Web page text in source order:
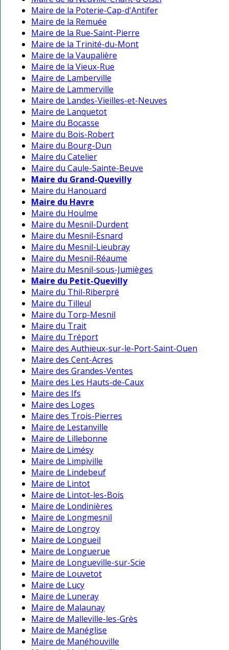
Maire de la Poterie-Cap-d'Antifer
Maire de la Remuée
Maire de la Rue-Saint-Pierre
Maire de la Trinité-du-Mont
Maire de la Vaupalière
Maire de la Vieux-Rue
Maire de Lamberville
Maire de Lammerville
Maire de Landes-Vieilles-et-Neuves
Maire de Lanquetot
Maire du Bocasse
Maire du Bois-Robert
Maire du Bourg-Dun
Maire du Catelier
Maire du Caule-Sainte-Beuve
Maire du Grand-Quevilly
Maire du Hanouard
Maire du Havre
Maire du Houlme
Maire du Mesnil-Durdent
Maire du Mesnil-Esnard
Maire du Mesnil-Lieubray
Maire du Mesnil-Réaume
Maire du Mesnil-sous-Jumièges
Maire du Petit-Quevilly
Maire du Thil-Riberpré
Maire du Tilleul
Maire du Torp-Mesnil
Maire du Trait
Maire du Tréport
Maire des Authieux-sur-le-Port-Saint-Ouen
Maire des Cent-Acres
Maire des Grandes-Ventes
Maire des Les Hauts-de-Caux
Maire des Ifs
Maire des Loges
Maire des Trois-Pierres
Maire de Lestanville
Maire de Lillebonne
Maire de Limésy
Maire de Limpiville
Maire de Lindebeuf
Maire de Lintot
Maire de Lintot-les-Bois
Maire de Londinières
Maire de Longmesnil
Maire de Longroy
Maire de Longueil
Maire de Longuerue
Maire de Longueville-sur-Scie
Maire de Louvetot
Maire de Lucy
Maire de Luneray
Maire de Malaunay
Maire de Malleville-les-Grès
Maire de Manéglise
Maire de Manéhouville